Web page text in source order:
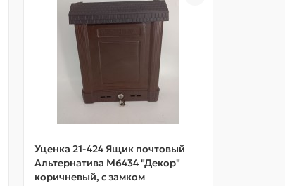
Уценка 21-424 Ящик почтовый
Альтернатива М6434 "Декор"
коричневый, с замком